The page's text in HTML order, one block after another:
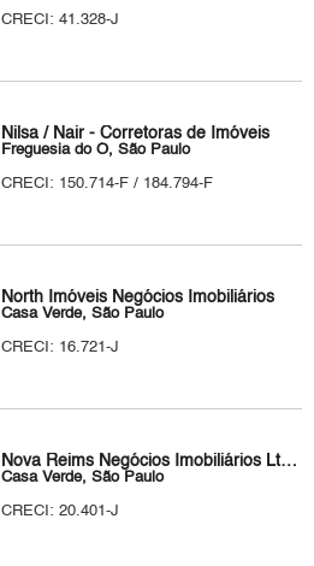
CRECI: 41.328-J
Nilsa / Nair - Corretoras de Imóveis
Freguesia do Ó, São Paulo
CRECI: 150.714-F / 184.794-F
North Imóveis Negócios Imobiliários
Casa Verde, São Paulo
CRECI: 16.721-J
Nova Reims Negócios Imobiliários Ltda.
Casa Verde, São Paulo
CRECI: 20.401-J